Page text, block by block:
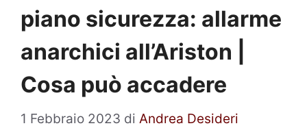
piano sicurezza: allarme
anarchici all’Ariston |
Cosa può accadere
1 Febbraio 2023 di Andrea Desideri